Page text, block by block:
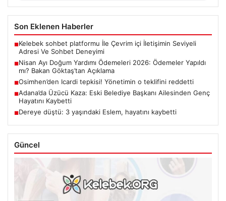
Son Eklenen Haberler
■Kelebek sohbet platformu İle Çevrim içi İletişimin Seviyeli
Adresi Ve Sohbet Deneyimi
■Nisan Ayı Doğum Yardımı Ödemeleri 2026: Ödemeler Yapıldı
mı? Bakan Göktaş’tan Açıklama
■Osimhen’den Icardi tepkisi! Yönetimin o teklifini reddetti
■Adana’da Üzücü Kaza: Eski Belediye Başkanı Ailesinden Genç
Hayatını Kaybetti
■Dereye düştü: 3 yaşındaki Eslem, hayatını kaybetti
Güncel